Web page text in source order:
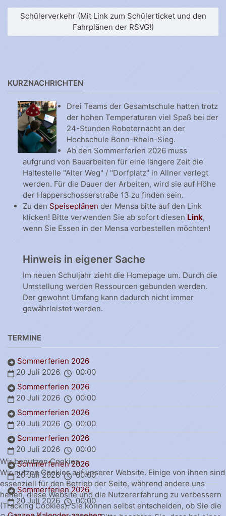
Schülerverkehr (Mit Link zum Schülerticket und den
Fahrplänen der RSVG!)
KURZNACHRICHTEN
Drei Teams der Gesamtschule hatten trotz
der hohen Temperaturen viel Spaß bei der
24-Stunden Roboternacht an der
Hochschule Bonn-Rhein-Sieg.
Ab den Sommerferien 2026 muss
aufgrund von Bauarbeiten für eine längere Zeit die
Haltestelle "Alter Weg" / "Dorfplatz" in Allner verlegt
werden. Für die Dauer der Arbeiten, wird sie auf Höhe
der Happerschosserstraße 13 zu finden sein.
Zu den Speiseplänen der Mensa bitte auf den Link
klicken! Bitte verwenden Sie ab sofort diesen Link,
wenn Sie Essen in der Mensa vorbestellen möchten!
Hinweis in eigener Sache
Im neuen Schuljahr zieht die Homepage um. Durch die
Umstellung werden Ressourcen gebunden werden.
Der gewohnt Umfang kann dadurch nicht immer
gewährleistet werden.
TERMINE
Sommerferien 2026
20 Juli 2026
00:00
Sommerferien 2026
20 Juli 2026
00:00
Sommerferien 2026
20 Juli 2026
00:00
Sommerferien 2026
20 Juli 2026
00:00
Sommerferien 2026
20 Juli 2026
00:00
Sommerferien 2026
20 Juli 2026
00:00
Wir benutzen Cookies
Wir nutzen Cookies auf unserer Website. Einige von ihnen sind
essenziell für den Betrieb der Seite, während andere uns
helfen, diese Website und die Nutzererfahrung zu verbessern
(Tracking Cookies). Sie können selbst entscheiden, ob Sie die